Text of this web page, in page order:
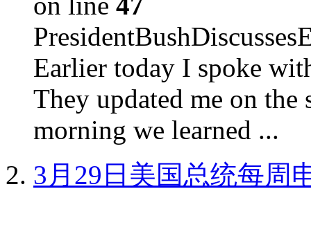
Earlier today I spoke
They updated me on the
morning we learned ...
3月29日美国总统每周